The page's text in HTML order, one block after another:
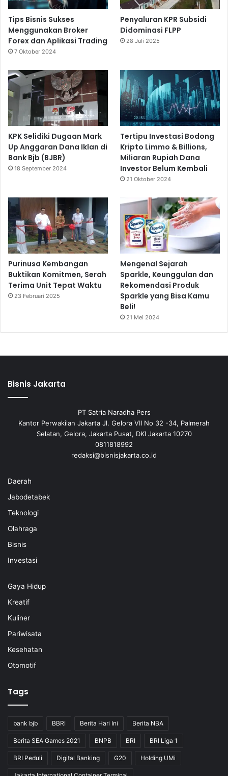
Tips Bisnis Sukses
Menggunakan Broker
Forex dan Aplikasi Trading
7 Oktober 2024
Penyaluran KPR Subsidi
Didominasi FLPP
28 Juli 2025
KPK Selidiki Dugaan Mark
Up Anggaran Dana Iklan di
Bank Bjb (BJBR)
18 September 2024
Tertipu Investasi Bodong
Kripto Limmo & Billions,
Miliaran Rupiah Dana
Investor Belum Kembali
21 Oktober 2024
Purinusa Kembangan
Buktikan Komitmen, Serah
Terima Unit Tepat Waktu
23 Februari 2025
Mengenal Sejarah
Sparkle, Keunggulan dan
Rekomendasi Produk
Sparkle yang Bisa Kamu
Beli!
21 Mei 2024
Bisnis Jakarta
PT Satria Naradha Pers
Kantor Perwakilan Jakarta Jl. Gelora VII No 32 -34, Palmerah
Selatan, Gelora, Jakarta Pusat, DKI Jakarta 10270
0811818992
redaksi@bisnisjakarta.co.id
Daerah
Jabodetabek
Teknologi
Olahraga
Bisnis
Investasi
Gaya Hidup
Kreatif
Kuliner
Pariwisata
Kesehatan
Otomotif
Tags
bank bjb BBRI Berita Hari Ini Berita NBA
Berita SEA Games 2021 BNPB BRI BRI Liga 1
BRI Peduli Digital Banking G20 Holding UMi